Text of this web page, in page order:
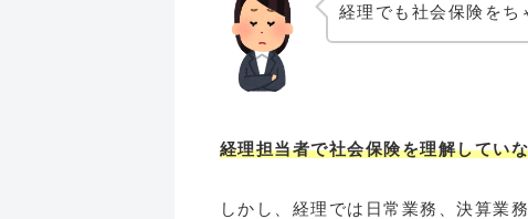
経理でも社会保険を
経理担当者で社会保険を理解してい
しかし、経理では日常業務、決算業